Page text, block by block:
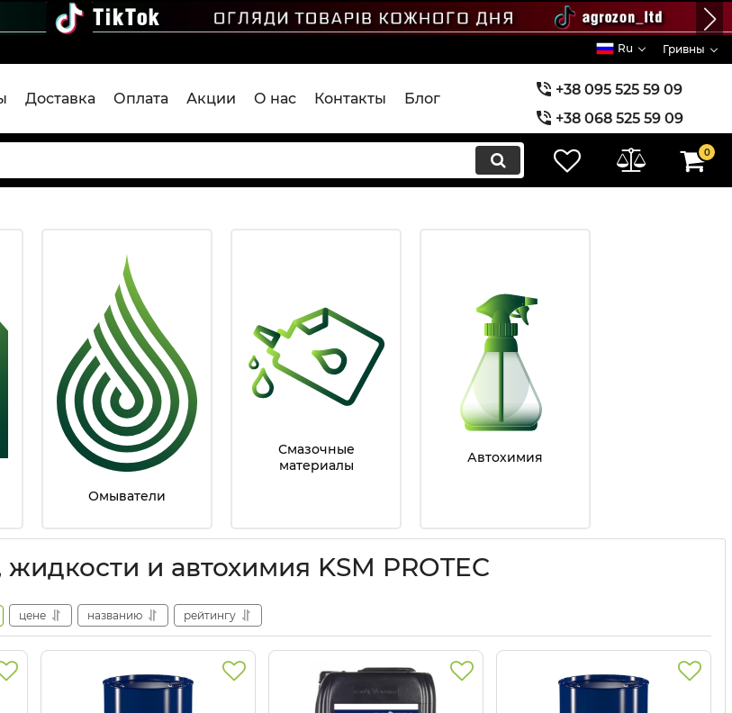
Ru Гривны
Доставка Оплата Акции О нас Контакты Блог
+38 095 525 59 09
+38 068 525 59 09
+38 073 525 59 09
0
Омыватели
Смазочные
материалы
Автохимия
и автохимия KSM PROTEC
цене названию рейтингу